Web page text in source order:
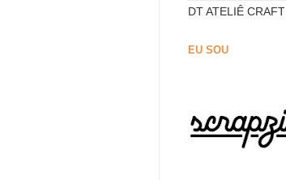
DT ATELIÊ CRAFT
EU SOU